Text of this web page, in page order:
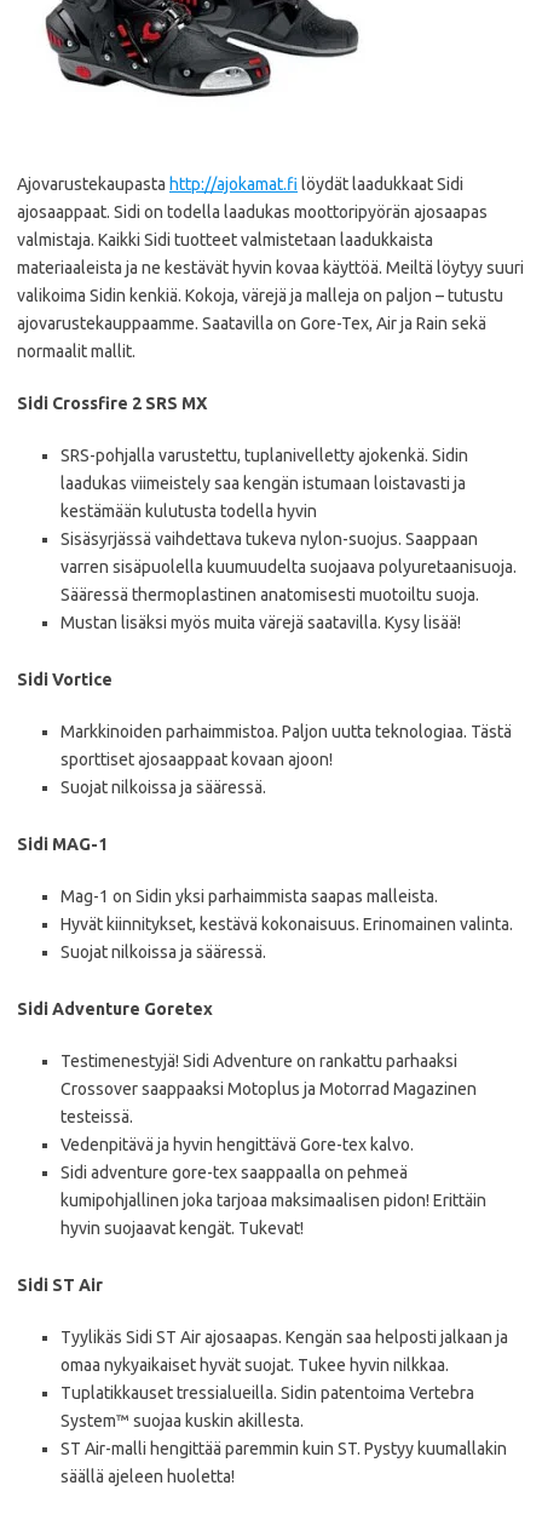
Ajovarustekaupasta http://ajokamat.fi löydät laadukkaat Sidi
ajosaappaat. Sidi on todella laadukas moottoripyörän ajosaapas
valmistaja. Kaikki Sidi tuotteet valmistetaan laadukkaista
materiaaleista ja ne kestävät hyvin kovaa käyttöä. Meiltä löytyy suuri
valikoima Sidin kenkiä. Kokoja, värejä ja malleja on paljon – tutustu
ajovarustekauppaamme. Saatavilla on Gore-Tex, Air ja Rain sekä
normaalit mallit.
Sidi Crossfire 2 SRS MX
SRS-pohjalla varustettu, tuplanivelletty ajokenkä. Sidin
laadukas viimeistely saa kengän istumaan loistavasti ja
kestämään kulutusta todella hyvin
Sisäsyrjässä vaihdettava tukeva nylon-suojus. Saappaan
varren sisäpuolella kuumuudelta suojaava polyuretaanisuoja.
Sääressä thermoplastinen anatomisesti muotoiltu suoja.
Mustan lisäksi myös muita värejä saatavilla. Kysy lisää!
Sidi Vortice
Markkinoiden parhaimmistoa. Paljon uutta teknologiaa. Tästä
sporttiset ajosaappaat kovaan ajoon!
Suojat nilkoissa ja sääressä.
Sidi MAG-1
Mag-1 on Sidin yksi parhaimmista saapas malleista.
Hyvät kiinnitykset, kestävä kokonaisuus. Erinomainen valinta.
Suojat nilkoissa ja sääressä.
Sidi Adventure Goretex
Testimenestyjä! Sidi Adventure on rankattu parhaaksi
Crossover saappaaksi Motoplus ja Motorrad Magazinen
testeissä.
Vedenpitävä ja hyvin hengittävä Gore-tex kalvo.
Sidi adventure gore-tex saappaalla on pehmeä
kumipohjallinen joka tarjoaa maksimaalisen pidon! Erittäin
hyvin suojaavat kengät. Tukevat!
Sidi ST Air
Tyylikäs Sidi ST Air ajosaapas. Kengän saa helposti jalkaan ja
omaa nykyaikaiset hyvät suojat. Tukee hyvin nilkkaa.
Tuplatikkauset tressialueilla. Sidin patentoima Vertebra
System™ suojaa kuskin akillesta.
ST Air-malli hengittää paremmin kuin ST. Pystyy kuumallakin
säällä ajeleen huoletta!